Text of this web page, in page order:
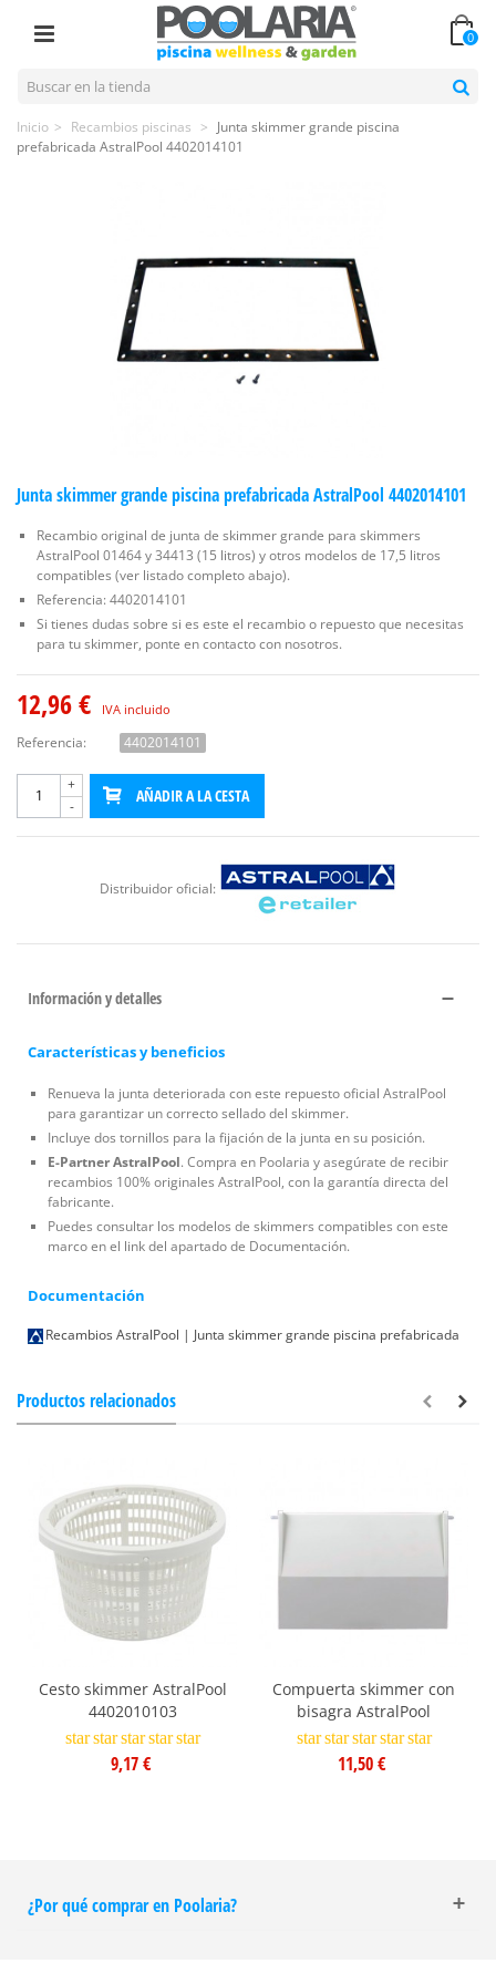
0
Inicio > Recambios piscinas > Junta skimmer grande piscina
prefabricada AstralPool 4402014101
Junta skimmer grande piscina prefabricada AstralPool 4402014101
Recambio original de junta de skimmer grande para skimmers
AstralPool 01464 y 34413 (15 litros) y otros modelos de 17,5 litros
compatibles (ver listado completo abajo).
Referencia: 4402014101
Si tienes dudas sobre si es este el recambio o repuesto que necesitas
para tu skimmer, ponte en contacto con nosotros.
12,96 € IVA incluido
Referencia: 4402014101
-
+
AÑADIR A LA CESTA
Distribuidor oficial:
Información y detalles
Características y beneficios
Renueva la junta deteriorada con este repuesto oficial AstralPool
para garantizar un correcto sellado del skimmer.
Incluye dos tornillos para la fijación de la junta en su posición.
E-Partner AstralPool. Compra en Poolaria y asegúrate de recibir
recambios 100% originales AstralPool, con la garantía directa del
fabricante.
Puedes consultar los modelos de skimmers compatibles con este
marco en el link del apartado de Documentación.
Documentación
Recambios AstralPool | Junta skimmer grande piscina prefabricada
Productos relacionados
Cesto skimmer AstralPool
4402010103
star star star star star
9,17 €
Compuerta skimmer con
bisagra AstralPool
star star star star star
11,50 €
¿Por qué comprar en Poolaria?